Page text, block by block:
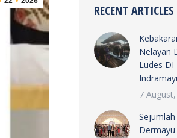
RECENT ARTICLES
Nelayan
Ludes DI
7